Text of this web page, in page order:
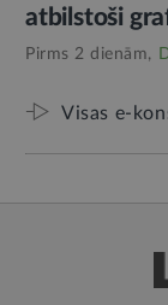
atbilstoši
Pirms 2 dienām,
Visas e-